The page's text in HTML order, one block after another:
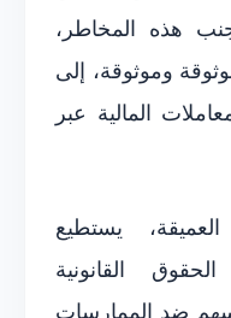
هذه المخاطر،
وموثوقة، إلى
المالية عبر
يستطيع
القانونية
ضد الممارسات